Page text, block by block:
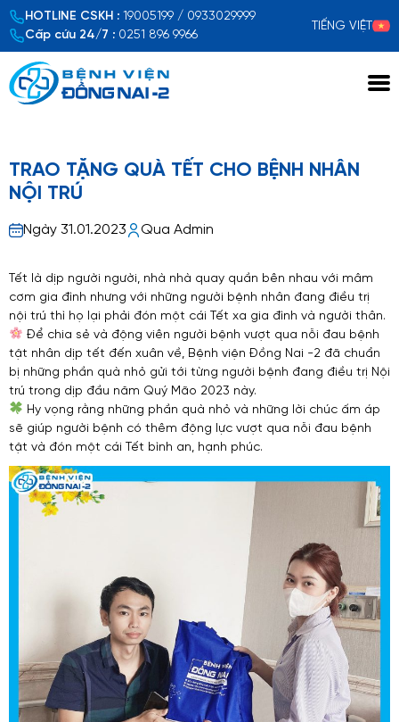
HOTLINE CSKH : 19005199 / 0933029999
Cấp cứu 24/7 : 0251 896 9966
TIẾNG VIỆT
TRAO TẶNG QUÀ TẾT CHO BỆNH NHÂN
NỘI TRÚ
Ngày 31.01.2023 Qua Admin
Tết là dịp người người, nhà nhà quay quần bên nhau với mâm
cơm gia đình nhưng với những người bệnh nhân đang điều trị
nội trú thì họ lại phải đón một cái Tết xa gia đình và người thân.
Để chia sẻ và động viên người bệnh vượt qua nỗi đau bệnh
tật nhân dịp tết đến xuân về, Bệnh viện Đồng Nai -2 đã chuẩn
bị những phần quà nhỏ gửi tới từng người bệnh đang điều trị Nội
trú trong dịp đầu năm Quý Mão 2023 này.
Hy vọng rằng những phần quà nhỏ và những lời chúc ấm áp
sẽ giúp người bệnh có thêm động lực vượt qua nỗi đau bệnh
tật và đón một cái Tết bình an, hạnh phúc.